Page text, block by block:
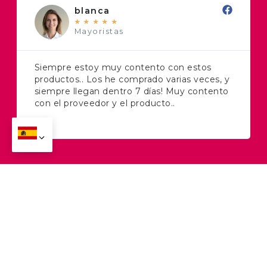
blanca
★ ★ ★ ★ ★
Mayoristas
Siempre estoy muy contento con estos
productos.. Los he comprado varias veces, y
siempre llegan dentro 7 días! Muy contento
con el proveedor y el producto..